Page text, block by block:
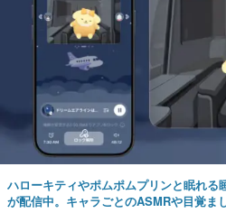
ハローキティやポムポムプリンと眠れる
が配信中。キャラごとのASMRや目覚ま